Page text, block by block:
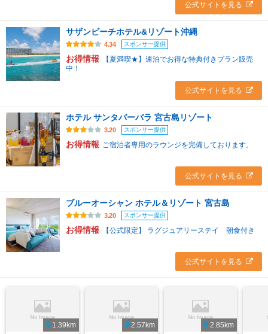
公式サイトを見る
サザンビーチホテル&リゾート沖縄
4.34 スポンサー提供
お得情報
【夏満喫★】連泊でお得な特典付きプラン販売
中！
公式サイトを見る
ホテル サンタバーバラ 宮古島リゾート
3.20 スポンサー提供
お得情報 ご宿泊者専用のラウンジを完備しております。
公式サイトを見る
ブルーオーシャン ホテル＆リゾート 宮古島
3.20 スポンサー提供
お得情報 【公式限定】 ラグジュアリーステイ 朝食付き
公式サイトを見る
1.39km
2.57km
2.85km